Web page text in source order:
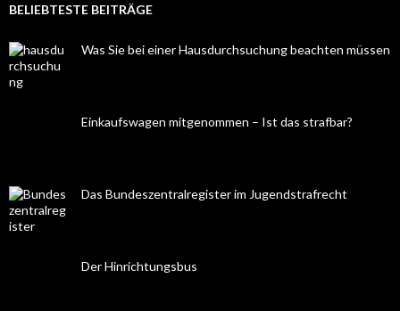
BELIEBTESTE BEITRÄGE
Was Sie bei einer Hausdurchsuchung beachten müssen
Einkaufswagen mitgenommen – Ist das strafbar?
Das Bundeszentralregister im Jugendstrafrecht
Der Hinrichtungsbus